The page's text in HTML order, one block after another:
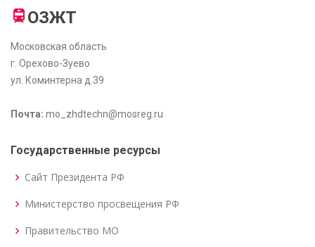
ОЗЖТ
Московская область
г. Орехово-Зуево
ул. Коминтерна д.39
Почта: mo_zhdtechn@mosreg.ru
Государственные ресурсы
Сайт Президента РФ
Министерство просвещения РФ
Правительство МО